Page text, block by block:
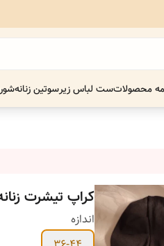
محصولاتست لباس زیرسوتین زنانه
کراپ تیشرت
اندازه